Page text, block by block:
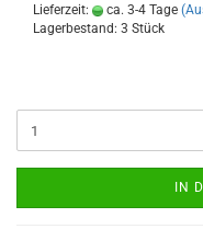
Lieferzeit:
ca. 3-4 Tage
Lagerbestand: 3 Stück
IN